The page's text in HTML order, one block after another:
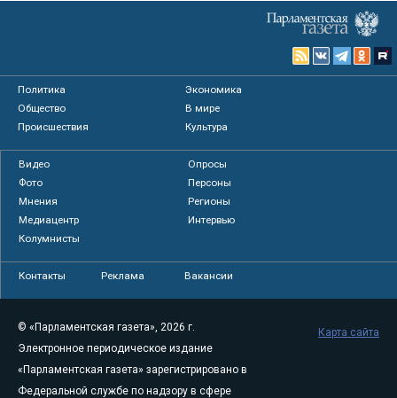
Политика
Экономика
Общество
В мире
Происшествия
Культура
Видео
Опросы
Фото
Персоны
Мнения
Регионы
Медиацентр
Интервью
Колумнисты
Контакты Реклама Вакансии
© «Парламентская газета», 2026 г.
Электронное периодическое издание
«Парламентская газета» зарегистрировано в
Федеральной службе по надзору в сфере
Карта сайта